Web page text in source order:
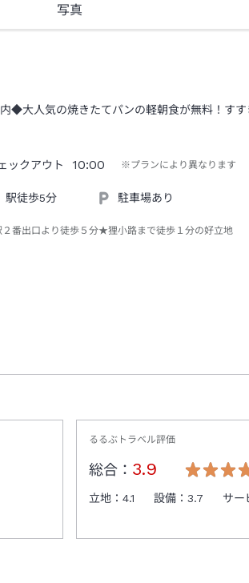
写真
◆大人気の焼きたてパンの軽朝食が無料！す
ックアウト 10:00 ※プランにより異なります
駅徒歩5分 駐車場あり
２番出口より徒歩５分★狸小路まで徒歩１分の好立地
るるぶトラベル評価
総合： 3.9
立地：4.1 設備：3.7 サー